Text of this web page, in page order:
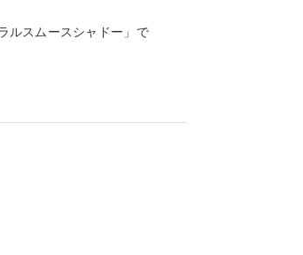
ルスムースシャドー」で